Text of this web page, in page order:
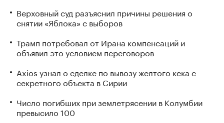
Верховный суд разъяснил причины решения о
снятии «Яблока» с выборов
Трамп потребовал от Ирана компенсаций и
объявил это условием переговоров
Axios узнал о сделке по вывозу желтого кека с
секретного объекта в Сирии
Число погибших при землетрясении в Колумбии
превысило 100